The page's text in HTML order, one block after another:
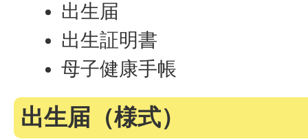
出生届
出生証明書
母子健康手帳
出生届（様式）